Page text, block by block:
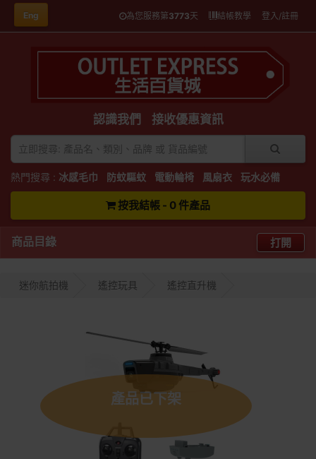
Eng 為您服務第3773天 結帳教學 登入/註冊
認識我們 接收優惠資訊
熱門搜尋 : 冰感毛巾 防蚊驅蚊 電動輪椅 風扇衣 玩水必備
按我結帳 - 0 件產品
商品目錄 打開
迷你航拍機 遙控玩具 遙控直升機
產品已下架